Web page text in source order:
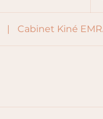
| Cabinet Kiné